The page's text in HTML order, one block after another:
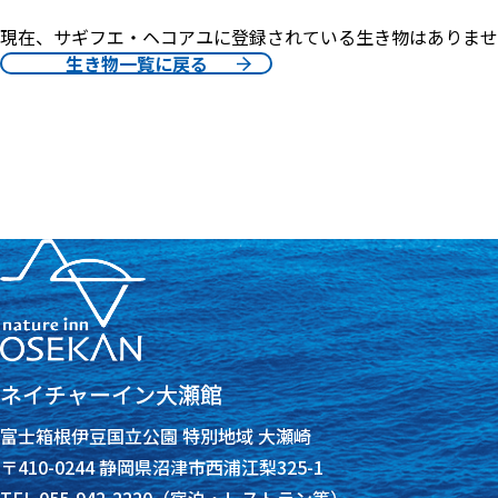
現在、サギフエ・ヘコアユに登録されている生き物はありま
生き物一覧に戻る
ネイチャーイン大瀬館
富士箱根伊豆国立公園 特別地域 大瀬崎
〒410-0244 静岡県沼津市西浦江梨325-1